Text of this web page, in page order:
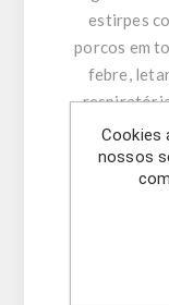
estirpes
porcos em
febre,
casos raros
porcos
saúde
perda de
Cookies
nossos